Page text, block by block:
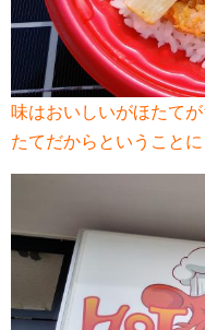
味はおいしいがほたて
たてだからということに